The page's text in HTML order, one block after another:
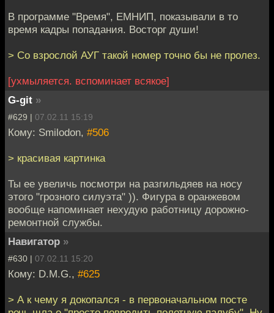
В программе "Время", ЕМНИП, показывали в то
время кадры попадания. Восторг души!
> Со взрослой АУГ такой номер точно бы не пролез.
[ухмыляется. вспоминает всякое]
G-git »
#629 | 07.02.11 15:19
Кому: Smilodon, #506
> красивая картинка
Ты ее увеличь посмотри на разгильдяев на носу
этого "грозного силуэта" )). Фигура в оранжевом
вообще напоминает нехудую работницу дорожно-
ремонтной службы.
Навигатор »
#630 | 07.02.11 15:20
Кому: D.M.G., #625
> А к чему я докопался - в первоначальном посте